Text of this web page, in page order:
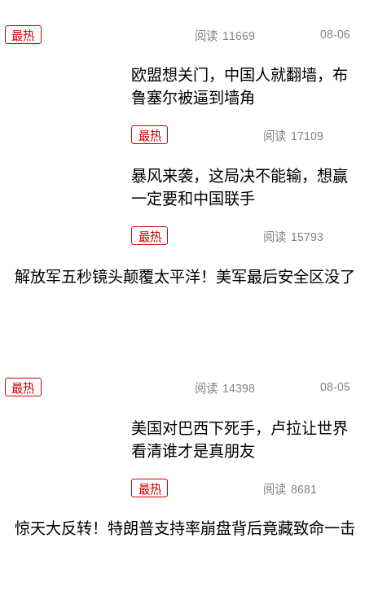
最热 阅读 11669 08-06
欧盟想关门，中国人就翻墙，布
鲁塞尔被逼到墙角
最热 阅读 17109
暴风来袭，这局决不能输，想赢
一定要和中国联手
最热 阅读 15793
解放军五秒镜头颠覆太平洋！美军最后安全区没了
最热 阅读 14398 08-05
美国对巴西下死手，卢拉让世界
看清谁才是真朋友
最热 阅读 8681
惊天大反转！特朗普支持率崩盘背后竟藏致命一击